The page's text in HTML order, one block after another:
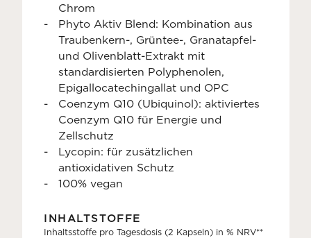
Chrom
Phyto Aktiv Blend: Kombination aus
Traubenkern-, Grüntee-, Granatapfel-
und Olivenblatt-Extrakt mit
standardisierten Polyphenolen,
Epigallocatechingallat und OPC
Coenzym Q10 (Ubiquinol): aktiviertes
Coenzym Q10 für Energie und
Zellschutz
Lycopin: für zusätzlichen
antioxidativen Schutz
100% vegan
INHALTSTOFFE
Inhaltsstoffe pro Tagesdosis (2 Kapseln) in % NRV**